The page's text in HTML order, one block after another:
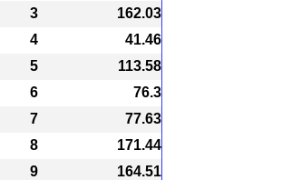
3
162.03
4
41.46
5
113.58
6
76.3
7
77.63
8
171.44
9
164.51